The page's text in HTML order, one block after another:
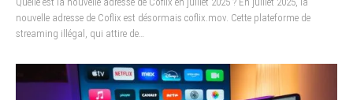
nouvelle adresse de Coflix est désormais coflix.mov. Cette plateforme de
streaming illégal, qui attire de…